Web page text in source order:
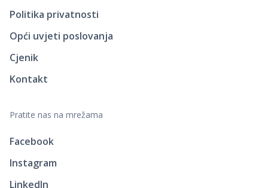
Politika privatnosti
Opći uvjeti poslovanja
Cjenik
Kontakt
Pratite nas na mrežama
Facebook
Instagram
LinkedIn